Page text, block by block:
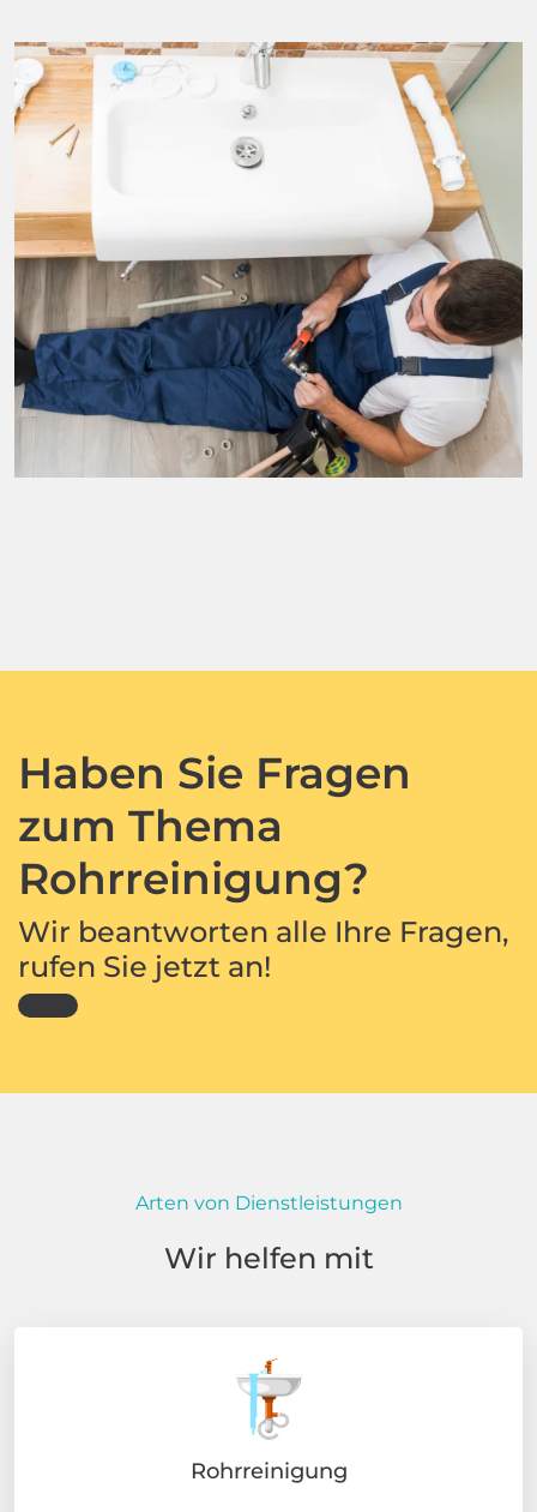
Haben Sie Fragen
zum Thema
Rohrreinigung?
Wir beantworten alle Ihre Fragen,
rufen Sie jetzt an!
Arten von Dienstleistungen
Wir helfen mit
Rohrreinigung